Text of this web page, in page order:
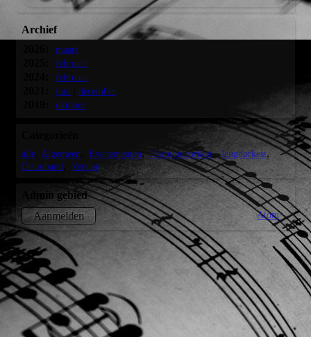
Archief
maart
februari
februari
juni |december
oktober
alle Algemeen Evenementen Harmonieorkest
Jeugdorkest
Drumband
Verslag
Admin gebied
Aanmelden
Atom